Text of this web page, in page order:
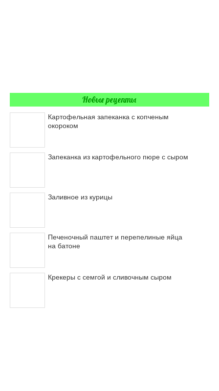
Новые рецепты
Картофельная запеканка с копченым
окороком
Запеканка из картофельного пюре с сыром
Заливное из курицы
Печеночный паштет и перепелиные яйца
на батоне
Крекеры с семгой и сливочным сыром